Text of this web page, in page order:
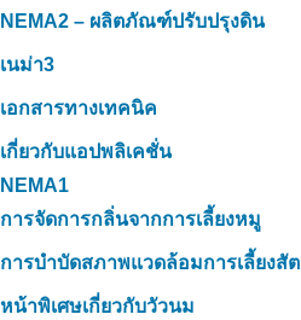
NEMA2 – ผลิตภัณฑ์ปรับปรุงดิน
เนม่า3
เอกสารทางเทคนิค
เกี่ยวกับแอปพลิเคชั่น
NEMA1
การจัดการกลิ่นจากการเลี้ยงหมู
การบำบัดสภาพแวดล้อมการเลี้ยงสั
หน้าพิเศษเกี่ยวกับวัวนม